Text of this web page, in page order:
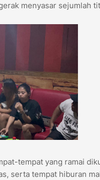
menyasar sejumlah
tempat yang ramai
serta tempat hiburan